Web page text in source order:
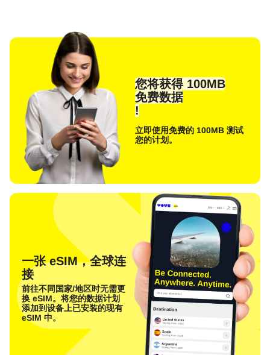
您将获得 100MB
免费数据
!
立即使用免费的 100MB 测试
您的计划。
一张 eSIM，全球连
接
前往不同国家/地区时无需更
换 eSIM。将您的数据计划
添加到设备上已安装的现有
eSIM 中。